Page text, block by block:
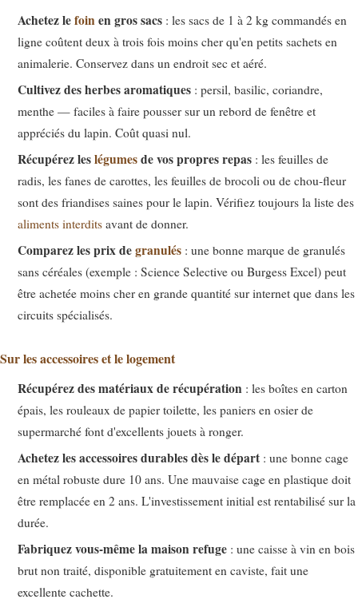
Achetez lefoinen gros sacs : les sacs de 1 à 2 kg commandés en
ligne coûtent deux à trois fois moins cher qu'en petits sachets en
animalerie. Conservez dans un endroit sec et aéré.
Cultivez des herbes aromatiques : persil, basilic, coriandre,
menthe — faciles à faire pousser sur un rebord de fenêtre et
appréciés du lapin. Coût quasi nul.
Récupérez leslégumesde vos propres repas : les feuilles de
radis, les fanes de carottes, les feuilles de brocoli ou de chou-fleur
sont des friandises saines pour le lapin. Vérifiez toujours la liste des
aliments interdits avant de donner.
Comparez les prix degranulés : une bonne marque de granulés
sans céréales (exemple : Science Selective ou Burgess Excel) peut
être achetée moins cher en grande quantité sur internet que dans les
circuits spécialisés.
Sur les accessoires et le logement
Récupérez des matériaux de récupération : les boîtes en carton
épais, les rouleaux de papier toilette, les paniers en osier de
supermarché font d'excellents jouets à ronger.
Achetez les accessoires durables dès le départ : une bonne cage
en métal robuste dure 10 ans. Une mauvaise cage en plastique doit
être remplacée en 2 ans. L'investissement initial est rentabilisé sur la
durée.
Fabriquez vous-même la maison refuge : une caisse à vin en bois
brut non traité, disponible gratuitement en caviste, fait une
excellente cachette.